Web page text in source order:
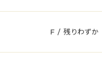
F / 残りわずか